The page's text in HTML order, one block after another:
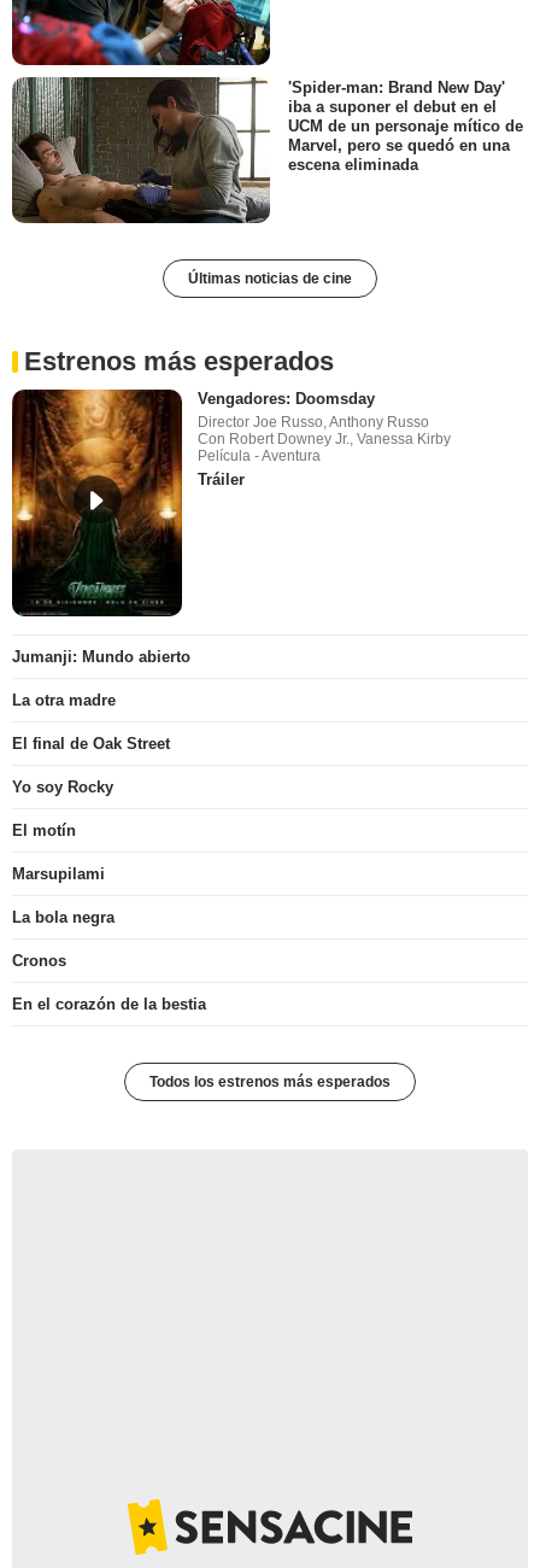
'Spider-man: Brand New Day'
iba a suponer el debut en el
UCM de un personaje mítico de
Marvel, pero se quedó en una
escena eliminada
Últimas noticias de cine
Estrenos más esperados
Vengadores: Doomsday
Director Joe Russo, Anthony Russo
Con Robert Downey Jr., Vanessa Kirby
Película - Aventura
Tráiler
Jumanji: Mundo abierto
La otra madre
El final de Oak Street
Yo soy Rocky
El motín
Marsupilami
La bola negra
Cronos
En el corazón de la bestia
Todos los estrenos más esperados